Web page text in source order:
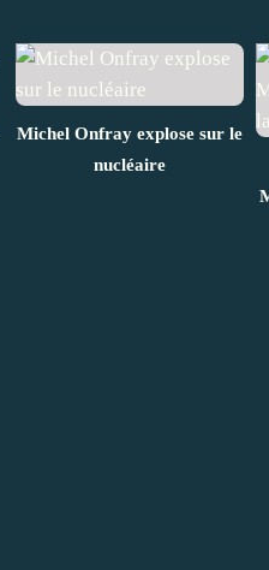
Michel Onfray explose sur le
nucléaire